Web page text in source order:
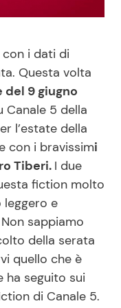
in TV
Piatti
Facili e Veloci
Feste
per Bambini
i dati di
Questa volta
9 giugno
Canale 5 della
l’estate della
con i bravissimi
Tiberi. I due
fiction molto
e
sappiamo
della serata
quello che è
ha seguito sui
di Canale 5.